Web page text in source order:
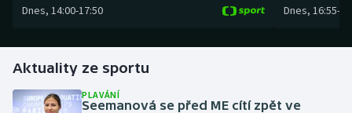
Golf
Gymnastika
Dnes, 14:00-17:50 Dnes, 16:55-
Aktuality ze sportu
PLAVÁNÍ
Seemanová se před ME cítí zpět ve